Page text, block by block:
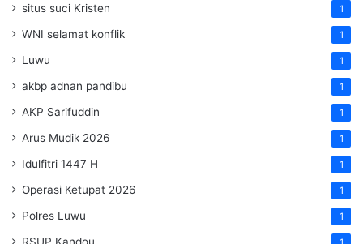
situs suci Kristen 1
WNI selamat konflik 1
Luwu 1
akbp adnan pandibu 1
AKP Sarifuddin 1
Arus Mudik 2026 1
Idulfitri 1447 H 1
Operasi Ketupat 2026 1
Polres Luwu 1
RSUP Kandou